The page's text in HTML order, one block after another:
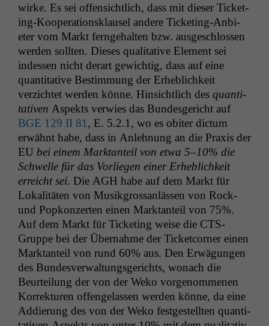
wirke. Es sei offen­sichtlich, dass mit dieser Tick­et­
ing-Koop­er­a­tionsklausel andere Tick­et­ing-Anbi­
eter vom Markt fer­nge­hal­ten bzw. aus­geschlossen
wer­den soll­ten. Dieses qual­i­ta­tive Ele­ment sei
indessen nicht der­art gewichtig, dass auf eine
quan­ti­ta­tive Bes­tim­mung der Erhe­blichkeit
verzichtet wer­den könne. Hin­sichtlich des quan­ti­
ta­tiv­en Aspek­ts ver­wies das Bun­des­gericht auf
BGE 129 II 81 , E. 5.2.1, wo es obiter dic­tum
erwäh­nt habe, dass in Anlehnung an die Prax­is der
EU bei einem Mark­tan­teil von etwa 5–10% die
Schwelle für das Vor­liegen ein­er Erhe­blichkeit
erre­icht sei. Die AGH habe auf dem Markt für
Lokalitäten von Musik­grossan­lässen von Rock-
und Pop­konz­erten einen Mark­tan­teil von 75%.
Auf dem Markt für Tick­et­ing weise die CTS-
Gruppe bei der Über­nahme der Tick­et­corner einen
Mark­tan­teil von rund 60% aus. Den Erwä­gun­gen
des Bun­desver­wal­tungs­gerichts, wonach die
Beurteilung der von der Weko vorgenomme­nen
Kor­rek­turen offen­ge­lassen wer­den könne, da eine
Addierung des von der Weko fest­gestell­ten quan­ti­
Statistiken
Um unsere
verbessern,
zeichnen
wir
anonyme
statistische
Daten auf.
Funktionalität
Einige
Funktionen auf
dieser Website
sind optional.
Wenn Sie
diese Option
deaktivieren,
kann die
Website nicht
zu 100%
funktionieren.
Marketing